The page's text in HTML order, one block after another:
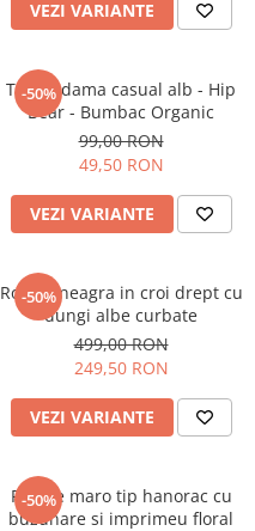
VEZI VARIANTE
-50%
Tricou dama casual alb - Hip
Bear - Bumbac Organic
99,00 RON
49,50 RON
VEZI VARIANTE
-50%
Rochie neagra in croi drept cu
dungi albe curbate
499,00 RON
249,50 RON
VEZI VARIANTE
-50%
Rochie maro tip hanorac cu
buzunare si imprimeu floral